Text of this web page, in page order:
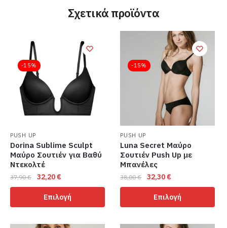
Σχετικά προϊόντα
-15%
PUSH UP
Dorina Sublime Sculpt
Μαύρο Σουτιέν για Βαθύ
Ντεκολτέ
37,90€
Original
price
was:
37,90 €.
32,20 €Η
τρέχουσα
τιμή
είναι:
Επιλογή
το
-15%
PUSH UP
Luna Secret Μαύρο
Σουτιέν Push Up με
Μπανέλες
38,00€
Original
price
was:
38,00 €.
32,30 €Η
τρέχουσα
τιμή
είναι:
Επιλογή
το